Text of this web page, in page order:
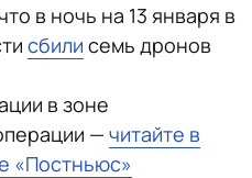
в ночь на 13 января в
сбили семь дронов
в зоне
— читайте в
«Постньюс»